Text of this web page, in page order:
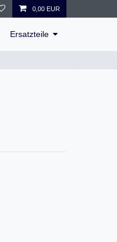
0,00 EUR
Ersatzteile